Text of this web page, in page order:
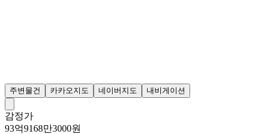
주변물건 카카오지도 네이버지도 내비게이션
감정가
93억9168만3000원